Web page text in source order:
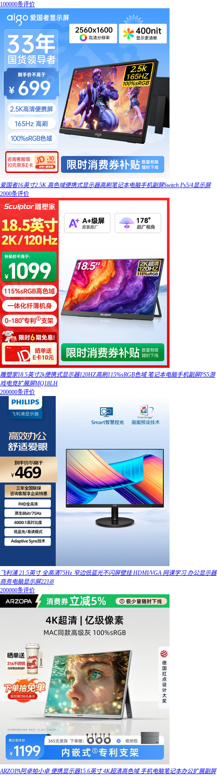
100000条评价
爱国者16英寸2.5K 高色域便携式显示器高刷笔记本电脑手机副屏Switch Ps5/4显示屏
2000条评价
雕塑家18.5英寸2k便携式显示器120HZ高刷115%sRGB色域 笔记本电脑手机副屏PS5游
戏电竞扩展屏MQ18LH
200000条评价
飞利浦 21.5英寸 全高清75Hz 窄边低蓝光不闪屏壁挂 HDMI/VGA 网课学习 办公显示器
商务电脑显示屏221i8
200000条评价
ARZOPA阿卓帕小卓 便携显示器15.6英寸 4K超清高色域 手机电脑笔记本办公扩展副屏